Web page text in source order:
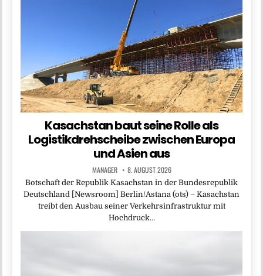
Kasachstan baut seine Rolle als
Logistikdrehscheibe zwischen Europa
und Asien aus
MANAGER 8. AUGUST 2026
Botschaft der Republik Kasachstan in der Bundesrepublik
Deutschland [Newsroom] Berlin/Astana (ots) – Kasachstan
treibt den Ausbau seiner Verkehrsinfrastruktur mit
Hochdruck…